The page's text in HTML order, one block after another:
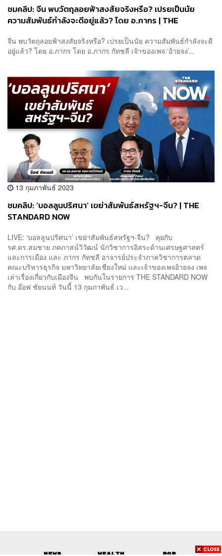
ชมคลิป: จีน พบวัตถุลอยฟ้าสงสัยจริงหรือ? เปรยเป็นนัย
ความสัมพันธ์กำลังจะดีอยู่แล้ว? โดย อ.ภากร | THE
จีน พบวัตถุลอยฟ้าสงสัยจริงหรือ? เปรยเป็นนัย ความสัมพันธ์กำลังจะดี
อยู่แล้ว? โดย อ.ภากร โดย อ.ภากร กัทชลี เจ้าของเพจ ‘อ้ายจง’...
13 กุมภาพันธ์ 2023
ชมคลิป: ‘บอลลูนปริศนา’ เขย่าสัมพันธ์สหรัฐฯ-จีน? | THE
STANDARD NOW
LIVE: ‘บอลลูนปริศนา’ เขย่าสัมพันธ์สหรัฐฯ-จีน? คุยกับ
รศ.ดร.สมชาย ภคภาสน์วิวัฒน์ นักวิชาการอิสระด้านเศรษฐศาสตร์
และการเมือง และ ภากร กัทชลี อาจารย์ประจำภาควิชาการตลาด
คณะบริหารธุรกิจ มหาวิทยาลัยเชียงใหม่ และเจ้าของเพจอ้ายจง เพจ
เล่าเรื่องเกี่ยวกับเมืองจีน พบกันในรายการ THE STANDARD NOW
กับ อ๊อฟ ชัยนนท์ วันนี้ 13 กุมภาพันธ์ เว...
News Wealth Pop